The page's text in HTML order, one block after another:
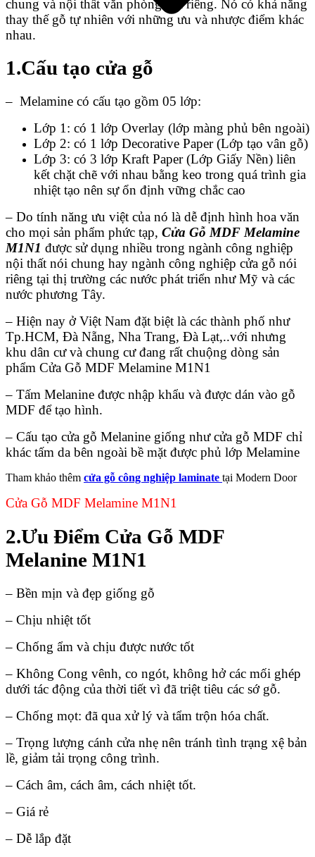
Giới thiệu công ty
Giới thiệu CEO
Hồ sơ năng lực
chung và nội thất văn phòng nói riêng. Nó có khả năng
thay thế gỗ tự nhiên với những ưu và nhược điểm khác
nhau.
1.Cấu tạo cửa gỗ
– Melamine có cấu tạo gồm 05 lớp:
Lớp 1: có 1 lớp Overlay (lớp màng phủ bên ngoài)
Lớp 2: có 1 lớp Decorative Paper (Lớp tạo vân gỗ)
Lớp 3: có 3 lớp Kraft Paper (Lớp Giấy Nền) liên
kết chặt chẽ với nhau bằng keo trong quá trình gia
nhiệt tạo nên sự ổn định vững chắc cao
– Do tính năng ưu việt của nó là dễ định hình hoa văn
cho mọi sản phẩm phức tạp, Cửa Gỗ MDF Melamine
M1N1 được sử dụng nhiều trong ngành công nghiệp
nội thất nói chung hay ngành công nghiệp cửa gỗ nói
riêng tại thị trường các nước phát triển như Mỹ và các
nước phương Tây.
– Hiện nay ở Việt Nam đặt biệt là các thành phố như
Tp.HCM, Đà Nẵng, Nha Trang, Đà Lạt,..với nhưng
khu dân cư và chung cư đang rất chuộng dòng sản
phẩm Cửa Gỗ MDF Melamine M1N1
– Tấm Melanine được nhập khẩu và được dán vào gỗ
MDF để tạo hình.
– Cấu tạo cửa gỗ Melanine giống như cửa gỗ MDF chỉ
khác tấm da bên ngoài bề mặt được phủ lớp Melamine
Tham khảo thêm cửa gỗ công nghiệp laminate tại Modern Door
Cửa Gỗ MDF Melamine M1N1
2.Ưu Điểm Cửa Gỗ MDF
Melanine M1N1
– Bền mịn và đẹp giống gỗ
– Chịu nhiệt tốt
– Chống ẩm và chịu được nước tốt
– Không Cong vênh, co ngót, không hở các mối ghép
dưới tác động của thời tiết vì đã triệt tiêu các sớ gỗ.
– Chống mọt: đã qua xử lý và tẩm trộn hóa chất.
– Trọng lượng cánh cửa nhẹ nên tránh tình trạng xệ bản
lề, giảm tải trọng công trình.
– Cách âm, cách âm, cách nhiệt tốt.
– Giá rẻ
– Dễ lắp đặt